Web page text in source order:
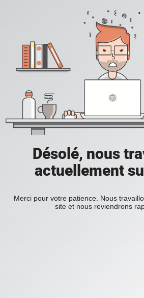
Désolé, nous
actuellement
Merci pour votre patience. Nous
site et nous reviendrons